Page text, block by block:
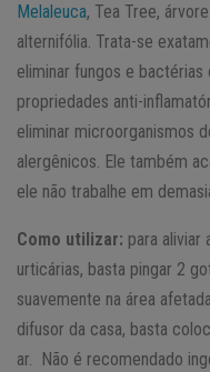
Melaleuca, Tea Tree,
alternifólia. Trata-se
eliminar fungos e
propriedades anti-
eliminar microorganismos
alergênicos. Ele também
ele não trabalhe em
Como utilizar: para aliviar
urticárias, basta pingar 2
suavemente na área
difusor da casa, basta
ar. Não é recomendado